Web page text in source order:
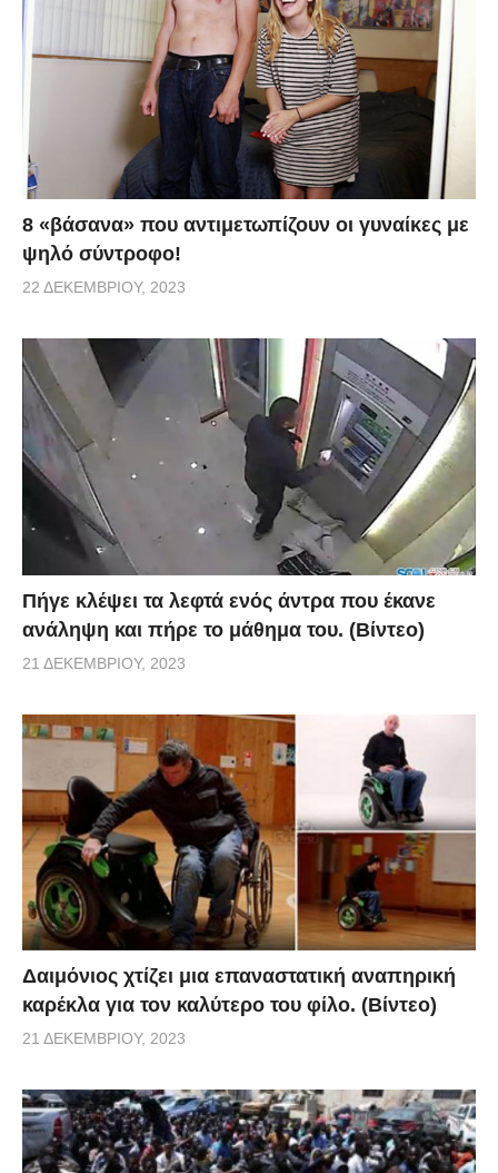
8 «βάσανα» που αντιμετωπίζουν οι γυναίκες με
ψηλό σύντροφο!
22 ΔΕΚΕΜΒΡΊΟΥ, 2023
Πήγε κλέψει τα λεφτά ενός άντρα που έκανε
ανάληψη και πήρε το μάθημα του. (Βίντεο)
21 ΔΕΚΕΜΒΡΊΟΥ, 2023
Δαιμόνιος χτίζει μια επαναστατική αναπηρική
καρέκλα για τον καλύτερο του φίλο. (Βίντεο)
21 ΔΕΚΕΜΒΡΊΟΥ, 2023